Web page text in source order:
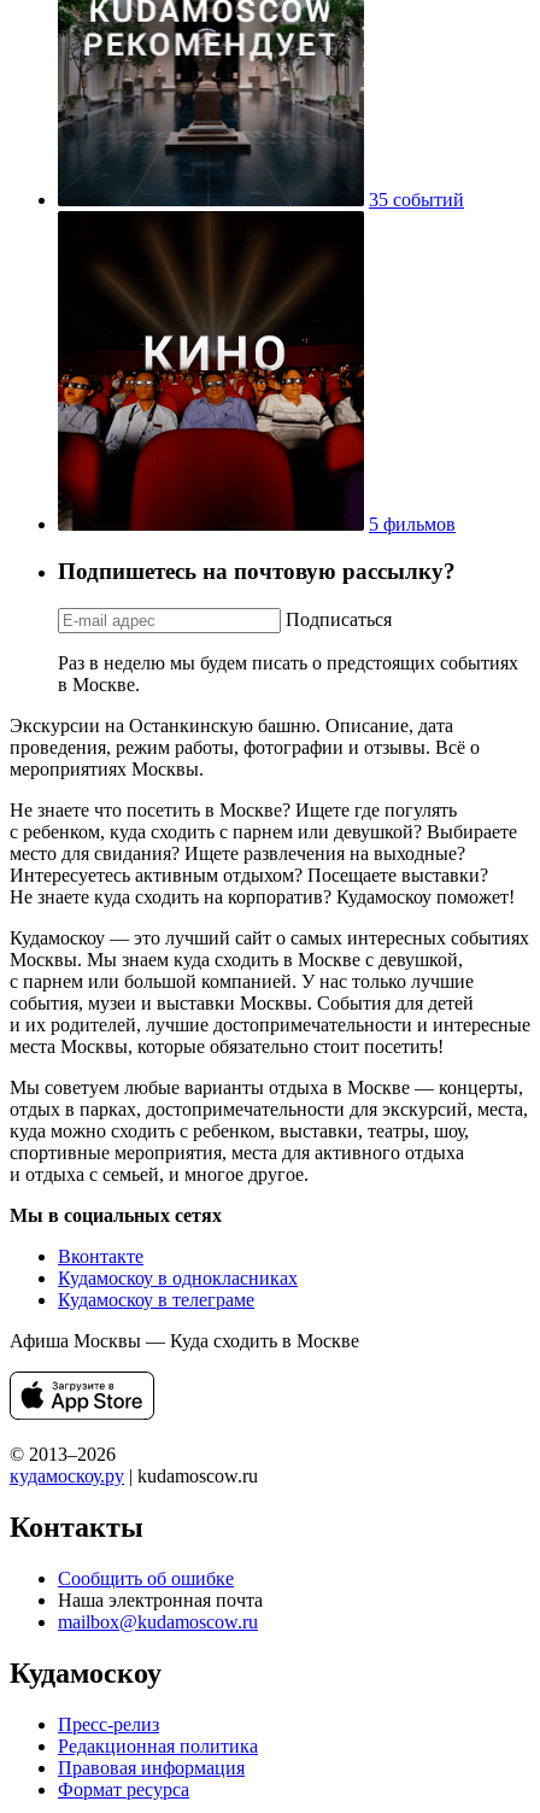
35 событий
5 фильмов
Подпишетесь на почтовую рассылку?
Подписаться
Раз в неделю мы будем писать о предстоящих событиях
в Москве.
Экскурсии на Останкинскую башню. Описание, дата
проведения, режим работы, фотографии и отзывы. Всё о
мероприятиях Москвы.
Не знаете что посетить в Москве? Ищете где погулять
с ребенком, куда сходить с парнем или девушкой? Выбираете
место для свидания? Ищете развлечения на выходные?
Интересуетесь активным отдыхом? Посещаете выставки?
Не знаете куда сходить на корпоратив? Кудамоскоу поможет!
Кудамоскоу — это лучший сайт о самых интересных событиях
Москвы. Мы знаем куда сходить в Москве с девушкой,
с парнем или большой компанией. У нас только лучшие
события, музеи и выставки Москвы. События для детей
и их родителей, лучшие достопримечательности и интересные
места Москвы, которые обязательно стоит посетить!
Мы советуем любые варианты отдыха в Москве — концерты,
отдых в парках, достопримечательности для экскурсий, места,
куда можно сходить с ребенком, выставки, театры, шоу,
спортивные мероприятия, места для активного отдыха
и отдыха с семьей, и многое другое.
Мы в социальных сетях
Вконтакте
Кудамоскоу в однокласниках
Кудамоскоу в телеграме
Афиша Москвы — Куда сходить в Москве
© 2013–2026
кудамоскоу.ру | kudamoscow.ru
Контакты
Сообщить об ошибке
Наша электронная почта
mailbox@kudamoscow.ru
Кудамоскоу
Пресс-релиз
Редакционная политика
Правовая информация
Формат ресурса